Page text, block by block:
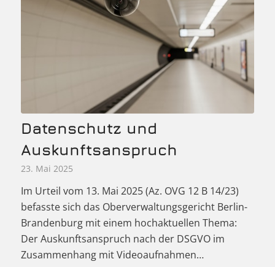
Datenschutz und
Auskunftsanspruch
23. Mai 2025
Im Urteil vom 13. Mai 2025 (Az. OVG 12 B 14/23)
befasste sich das Oberverwaltungsgericht Berlin-
Brandenburg mit einem hochaktuellen Thema:
Der Auskunftsanspruch nach der DSGVO im
Zusammenhang mit Videoaufnahmen…